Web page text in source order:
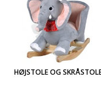
HØJSTOLE OG